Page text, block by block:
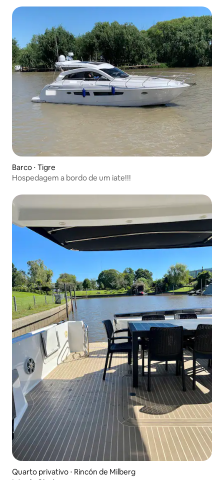
Barco ⋅ Tigre
Hospedagem a bordo de um iate!!!
Quarto privativo ⋅ Rincón de Milberg